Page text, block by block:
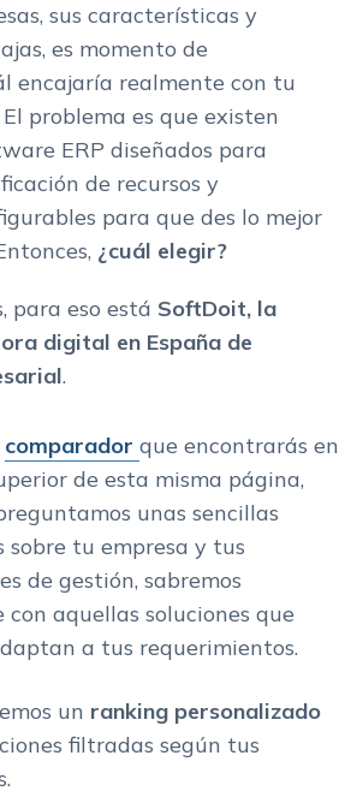
sus características y
es momento de
encajaría realmente con tu
problema es que existen
ERP diseñados para
de recursos y
para que des lo mejor
¿cuál elegir?
para eso está SoftDoit, la
digital en España de
.
comparador que encontrarás en
de esta misma página,
unas sencillas
sobre tu empresa y tus
de gestión, sabremos
con aquellas soluciones que
a tus requerimientos.
un ranking personalizado
filtradas según tus